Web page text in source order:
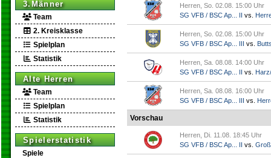
3.Männer
Team
2. Kreisklasse
Spielplan
Statistik
Alte Herren
Team
Spielplan
Statistik
Spielerstatistik
Spiele
Herren, So. 02.08. 15:00 Uhr
SG VFB / BSC Ap... II vs.
Herren, So. 02.08. 15:00 Uhr
SG VFB / BSC Ap... III vs.
Herren, Sa. 08.08. 14:00 Uhr
SG VFB / BSC Ap... II vs.
Herren, Sa. 08.08. 16:00 Uhr
SG VFB / BSC Ap... III vs.
Vorschau
Herren, Di. 11.08. 18:45 Uhr
SG VFB / BSC Ap... II vs.